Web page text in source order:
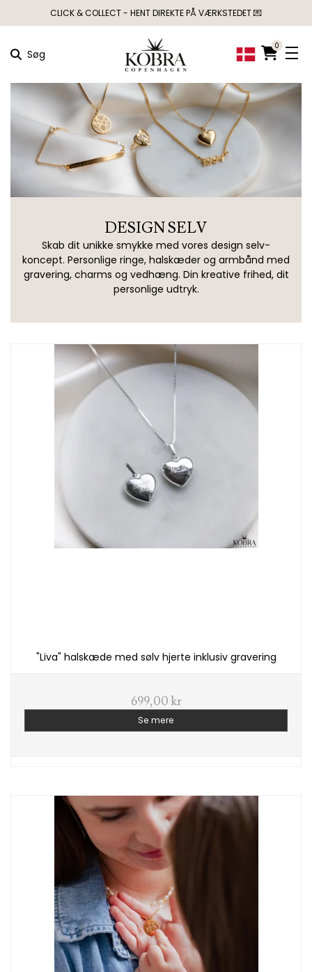
CLICK & COLLECT - HENT DIREKTE PÅ VÆRKSTEDET 💌
Søg 0
DESIGN SELV
Skab dit unikke smykke med vores design selv-
koncept. Personlige ringe, halskæder og armbånd med
gravering, charms og vedhæng. Din kreative frihed, dit
personlige udtryk.
"Liva" halskæde med sølv hjerte inklusiv gravering
699,00 kr
Se mere